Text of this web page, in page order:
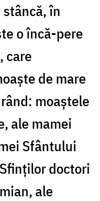
în
o încă-pere
care
de mare
moaștele
ale mamei
Sfântului
doctori
ale